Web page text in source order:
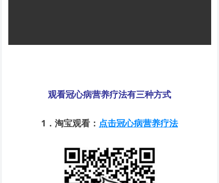
观看冠心病营养疗法有三种方式
1 ．淘宝观看： 点击冠心病营养疗法